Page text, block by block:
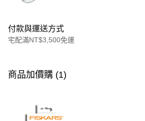
付款與運送方式
宅配滿NT$3,500免運
信用卡一次付款
3 期 0 利率 每期
商品加價購 (1)